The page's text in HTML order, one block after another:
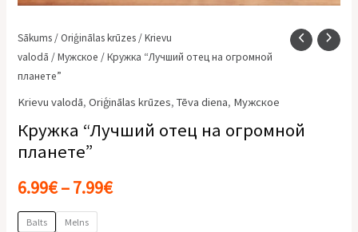
Sākums /Oriģinālas krūzes /Krievu
valodā /Мужское / Кружка “Лучший отец на огромной
планете”
Krievu valodā,Oriģinālas krūzes,Tēva diena, Мужское
Кружка “Лучший отец на огромной
планете”
6.99€–7.99€
Balts Melns